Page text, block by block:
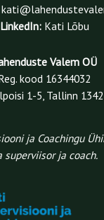
LinkedIn: Kati Lõbu
Valem OÜ
kood 16344032
1-5, Tallinn
ja Coachingu
ja coach.